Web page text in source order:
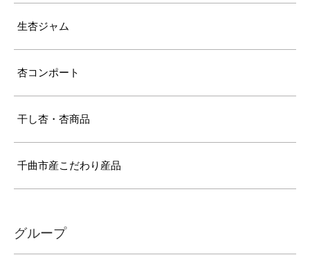
生杏ジャム
杏コンポート
干し杏・杏商品
千曲市産こだわり産品
グループ